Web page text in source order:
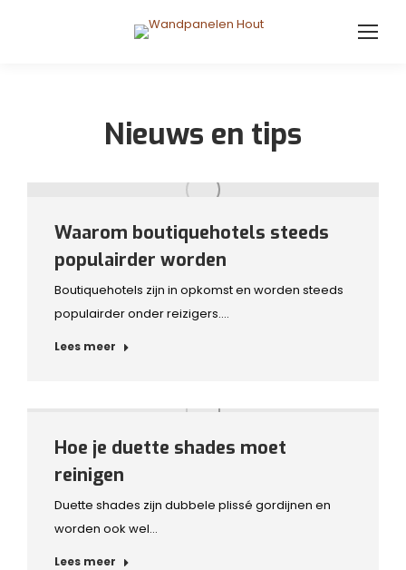
Nieuws en tips
Waarom boutiquehotels steeds
populairder worden
Boutiquehotels zijn in opkomst en worden steeds
populairder onder reizigers.…
Lees meer
Hoe je duette shades moet
reinigen
Duette shades zijn dubbele plissé gordijnen en
worden ook wel…
Lees meer